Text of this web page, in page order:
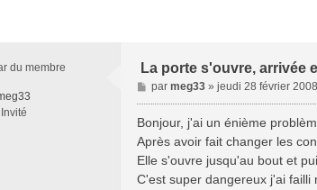
Invité
La porte s'ouvre, arrivée
M
e
s
a
g
e
par meg33» jeudi 28 février
Bonjour, j'ai un énième
Après avoir fait changer les
Elle s'ouvre jusqu'au bout et
C'est super dangereux j'ai